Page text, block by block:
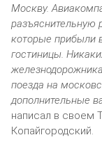
Москву.
разъяснительную
которые прибыли
гостиницы.
поезда на
дополнительные
написал в своем
Копайгородский.